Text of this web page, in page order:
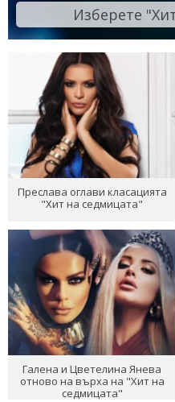
Изберете
Преслава оглави класацията
"Хит на седмицата"
Галена и Цветелина Янева
отново на върха на "Хит на
седмицата"